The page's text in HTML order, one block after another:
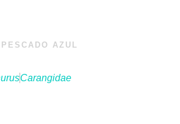
PESCADO AZUL
Carangidae